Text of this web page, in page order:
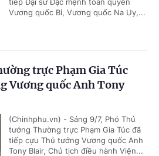
Vương quốc Bỉ, Vương quốc Na Uy,...
trực Phạm Gia Túc
Vương quốc Anh Tony
(Chinhphu.vn) - Sáng 9/7, Phó Thủ
tướng Thường trực Phạm Gia Túc đã
tiếp cựu Thủ tướng Vương quốc Anh
Tony Blair, Chủ tịch điều hành Viện...